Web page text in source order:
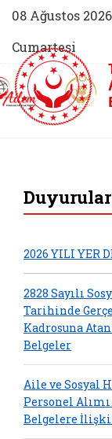
08 Ağustos
Cumartesi
Aile (yeni sekmede
AİLEM İletişim
Duyurular
2026 YILI YER
2828 Sayılı
Tarihinde
Kadrosuna
Belgeler
Aile ve Sosyal
Personel
Belgelere